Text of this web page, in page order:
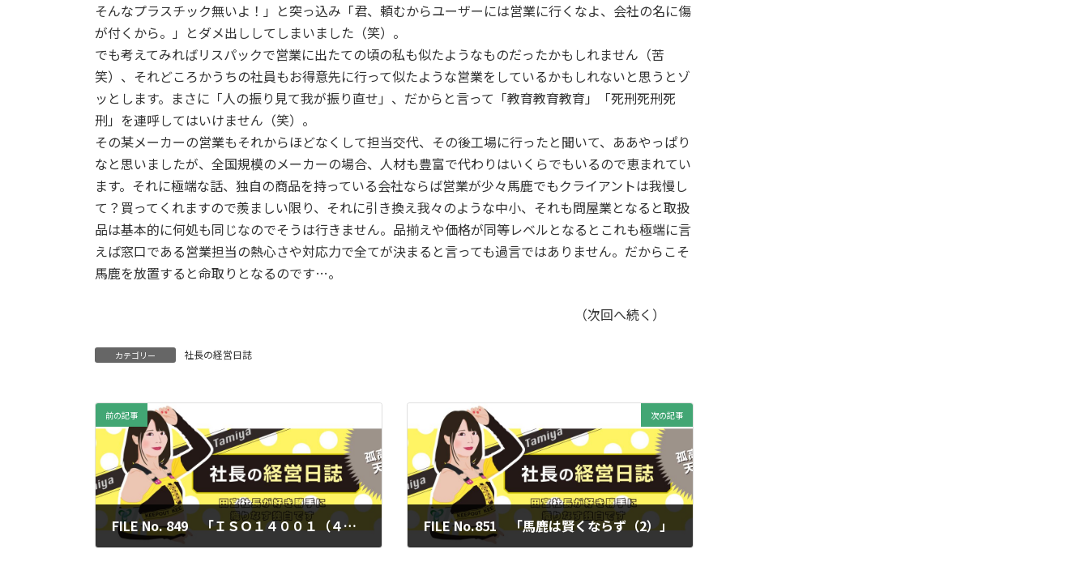
そんなプラスチック無いよ！」と突っ込み「君、頼むからユーザーには営業に行くなよ、会社の名に傷
が付くから。」とダメ出ししてしまいました（笑）。
でも考えてみればリスパックで営業に出たての頃の私も似たようなものだったかもしれません（苦
笑）、それどころかうちの社員もお得意先に行って似たような営業をしているかもしれないと思うとゾ
ッとします。まさに「人の振り見て我が振り直せ」、だからと言って「教育教育教育」「死刑死刑死
刑」を連呼してはいけません（笑）。
その某メーカーの営業もそれからほどなくして担当交代、その後工場に行ったと聞いて、ああやっぱり
なと思いましたが、全国規模のメーカーの場合、人材も豊富で代わりはいくらでもいるので恵まれてい
ます。それに極端な話、独自の商品を持っている会社ならば営業が少々馬鹿でもクライアントは我慢し
て？買ってくれますので羨ましい限り、それに引き換え我々のような中小、それも問屋業となると取扱
品は基本的に何処も同じなのでそうは行きません。品揃えや価格が同等レベルとなるとこれも極端に言
えば窓口である営業担当の熱心さや対応力で全てが決まると言っても過言ではありません。だからこそ
馬鹿を放置すると命取りとなるのです…。
（次回へ続く）
カテゴリー 社長の経営日誌
前の記事
FILE No. 849 「ＩＳＯ１４００１（４）」
次の記事
FILE No.851 「馬鹿は賢くならず（2）」